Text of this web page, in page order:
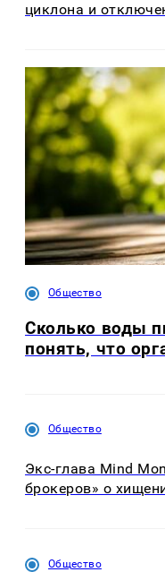
циклона и
Общество
Сколько воды
понять, что
Общество
Экс-глава Mind
брокеров» о
Общество